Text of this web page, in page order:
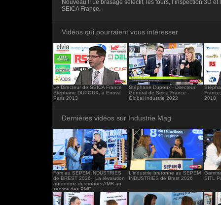
<iframe src="https://www.industrie-
frameborder="0"></iframe>
Nouveau !! Le brasage sélectif, les fours, l’inspection 3D et
SEICA France.
Vidéos qui pourraient vous intéresser
Le Directeur de SEICA France
Stéphane DUPOUX, à Enova
Paris 2013
Stéphane Dupoux - Directeur
Général de Seica France -
Global Industrie 2022
2018
Dernières vidéos sur Industrie Mag
Forx au SEPEM INDUSTRIES
de BREST 2026 : La révolution
autonome des robots AMR au
service des PME
L'industrie bretonne au SEPEM
INDUSTRIES de Brest 2026
SITL